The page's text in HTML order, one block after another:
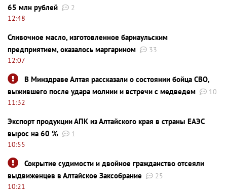
65 млн рублей
2
12:48
Сливочное масло, изготовленное барнаульским
предприятием, оказалось маргарином
33
12:07
В Минздраве Алтая рассказали о состоянии бойца СВО,
выжившего после удара молнии и встречи с медведем
10
11:32
Экспорт продукции АПК из Алтайского края в страны ЕАЭС
вырос на 60 %
1
10:55
Сокрытие судимости и двойное гражданство отсеяли
выдвиженцев в Алтайское Заксобрание
25
10:21